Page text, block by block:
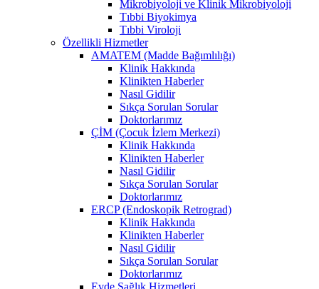
Mikrobiyoloji ve Klinik Mikrobiyoloji
Tıbbi Biyokimya
Tıbbi Viroloji
Özellikli Hizmetler
AMATEM (Madde Bağımlılığı)
Klinik Hakkında
Klinikten Haberler
Nasıl Gidilir
Sıkça Sorulan Sorular
Doktorlarımız
ÇİM (Çocuk İzlem Merkezi)
Klinik Hakkında
Klinikten Haberler
Nasıl Gidilir
Sıkça Sorulan Sorular
Doktorlarımız
ERCP (Endoskopik Retrograd)
Klinik Hakkında
Klinikten Haberler
Nasıl Gidilir
Sıkça Sorulan Sorular
Doktorlarımız
Evde Sağlık Hizmetleri